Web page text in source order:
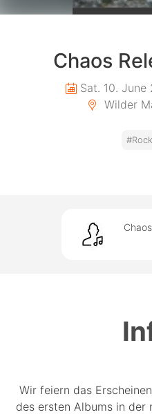
Chaos
Sat. 10.
Wilder
Wir feiern das
des ersten Albums in der